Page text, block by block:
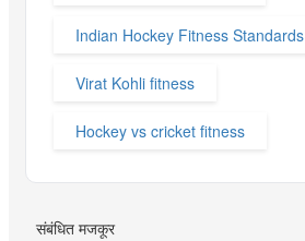
Indian Hockey Fitness Standards
Virat Kohli fitness
Hockey vs cricket fitness
संबंधित मजकूर